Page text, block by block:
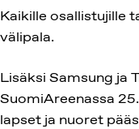
Kaikille osallistujille
välipala.
Lisäksi Samsung ja
SuomiAreenassa
lapset ja nuoret